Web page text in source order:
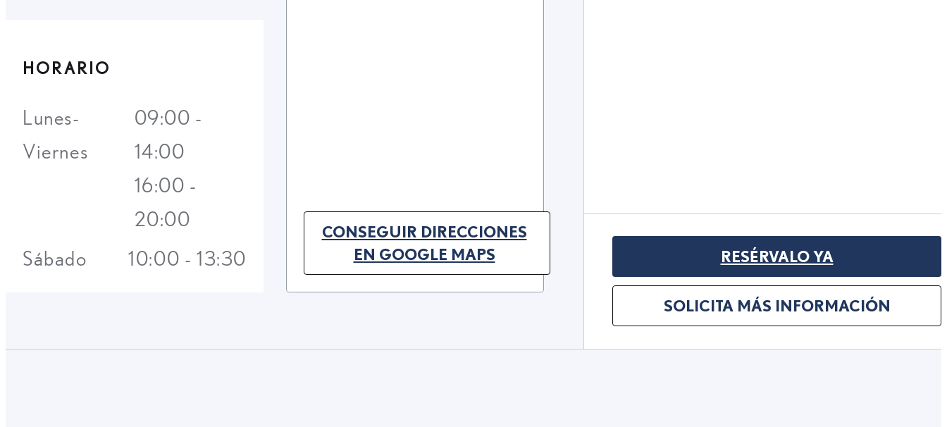
RESÉRVALO YA
SOLICITA MÁS INFORMACIÓN
CONSEGUIR DIRECCIONES
EN GOOGLE MAPS(OPENS IN NEW TAB)
HORARIO
Lunes-
Viernes
09:00 -
14:00
16:00 -
20:00
Sábado
10:00 - 13:30